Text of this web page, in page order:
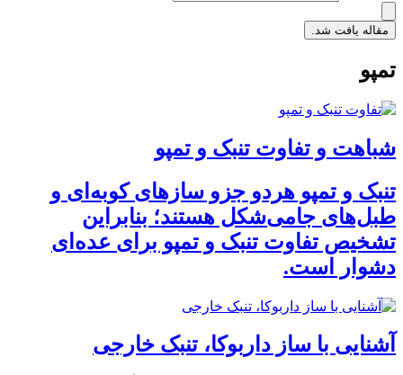
مقاله یافت شد.
تمپو
شباهت و تفاوت تنبک و تمپو
تنبک و تمپو هردو جزو سازهای کوبه‌ای و
طبل‌های جامی‌شکل هستند؛ بنابراین
تشخیص تفاوت تنبک و تمپو برای عده‌ای
دشوار است.
آشنایی با ساز داربوکا، تنبک خارجی